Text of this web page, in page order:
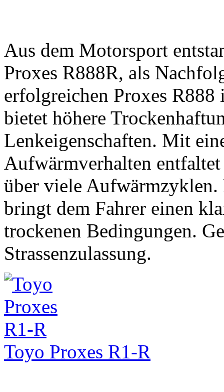
Aus dem Motorsport
Proxes R888R, als
erfolgreichen Proxes
bietet höhere
Lenkeigenschaften. Mit
Aufwärmverhalten
über viele Aufwärmzyklen.
bringt dem Fahrer einen
trockenen Bedingungen.
Strassenzulassung.
Toyo Proxes R1-R